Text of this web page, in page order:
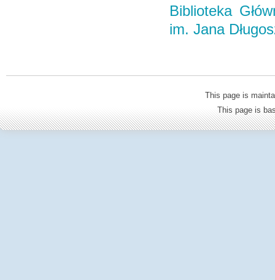
Biblioteka
im. Jana
This page is
This page is